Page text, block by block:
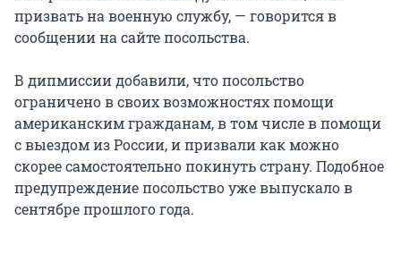
призвать на военную службу, — говорится в
сообщении на сайте посольства.
В дипмиссии добавили, что посольство
ограничено в своих возможностях помощи
американским гражданам, в том числе в помощи
с выездом из России, и призвали как можно
скорее самостоятельно покинуть страну. Подобное
предупреждение посольство уже выпускало в
сентябре прошлого года.